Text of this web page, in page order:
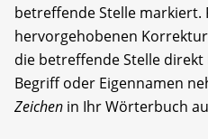
betreffende Stelle markiert.
hervorgehobenen
die betreffende Stelle
Begriff oder Eigennamen
Zeichen in Ihr Wörterbuch